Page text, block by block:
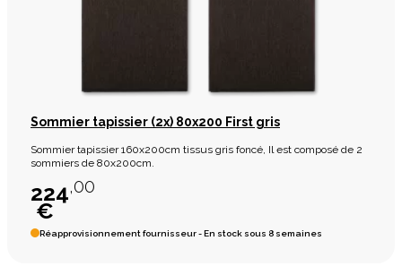
Sommier tapissier (2x) 80x200 First gris
Sommier tapissier 160x200cm tissus gris foncé, Il est composé de 2
sommiers de 80x200cm.
224,00
€
Réapprovisionnement fournisseur - En stock sous 8 semaines